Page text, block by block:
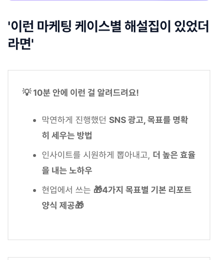
'이런 마케팅 케이스별 해설집이 있었더
라면'
💡 10분 안에 이런 걸 알려드려요!
막연하게 진행했던 SNS 광고, 목표를 명확
히 세우는 방법
인사이트를 시원하게 뽑아내고, 더 높은 효율
을 내는 노하우
현업에서 쓰는 🎁4가지 목표별 기본 리포트
양식 제공🎁